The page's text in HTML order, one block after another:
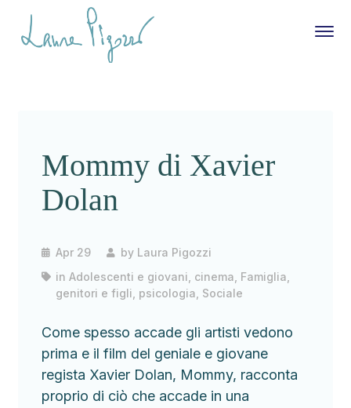
Mommy di Xavier
Dolan
Apr 29 by Laura Pigozzi
inAdolescenti e giovani cinema Famiglia,
genitori e figli psicologia Sociale
Come spesso accade gli artisti vedono
prima e il film del geniale e giovane
regista Xavier Dolan, Mommy, racconta
proprio di ciò che accade in una